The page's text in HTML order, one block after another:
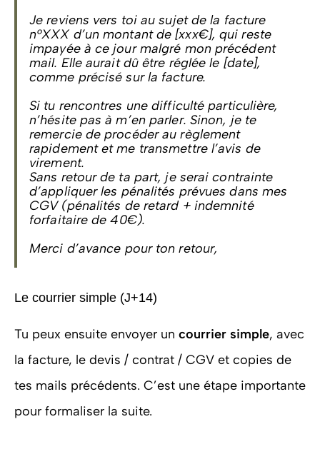
Je reviens vers toi au sujet de la facture
n°XXX d’un montant de [xxx€], qui reste
impayée à ce jour malgré mon précédent
mail. Elle aurait dû être réglée le [date],
comme précisé sur la facture.
Si tu rencontres une difficulté particulière,
n’hésite pas à m’en parler. Sinon, je te
remercie de procéder au règlement
rapidement et me transmettre l’avis de
virement.
Sans retour de ta part, je serai contrainte
d’appliquer les pénalités prévues dans mes
CGV (pénalités de retard + indemnité
forfaitaire de 40€).
Merci d’avance pour ton retour,
Le courrier simple (J+14)
Tu peux ensuite envoyer un courrier simple, avec
la facture, le devis / contrat / CGV et copies de
tes mails précédents. C’est une étape importante
pour formaliser la suite.